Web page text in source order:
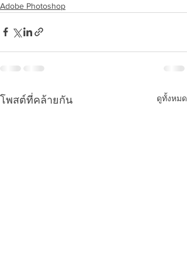
Adobe Photoshop
โพสต์ที่คล้ายกัน ดูทั้งหมด